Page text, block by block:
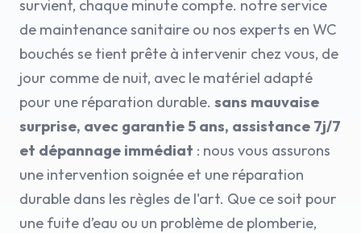
survient, chaque minute compte. notre service
de maintenance sanitaire ou nos experts en WC
bouchés se tient prête à intervenir chez vous, de
jour comme de nuit, avec le matériel adapté
pour une réparation durable. sans mauvaise
surprise, avec garantie 5 ans, assistance 7j/7
et dépannage immédiat : nous vous assurons
une intervention soignée et une réparation
durable dans les règles de l'art. Que ce soit pour
une fuite d’eau ou un problème de plomberie,